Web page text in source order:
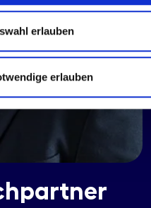
erlauben
erlauben